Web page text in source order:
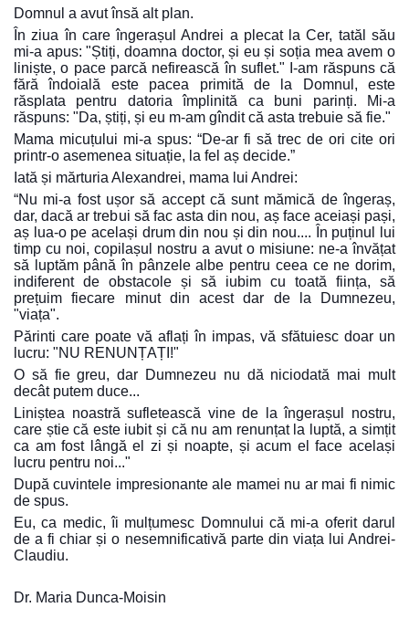
Domnul a avut însă alt plan.
În ziua în care îngerașul Andrei a plecat la Cer, tatăl său
mi-a apus: "Știți, doamna doctor, și eu și soția mea avem o
liniște, o pace parcă nefirească în suflet." I-am răspuns că
fără îndoială este pacea primită de la Domnul, este
răsplata pentru datoria împlinită ca buni parinți. Mi-a
răspuns: "Da, știți, și eu m-am gîndit că asta trebuie să fie."
Mama micuțului mi-a spus: “De-ar fi să trec de ori cite ori
printr-o asemenea situație, la fel aș decide.”
Iată și mărturia Alexandrei, mama lui Andrei:
“Nu mi-a fost ușor să accept că sunt mămică de îngeraș,
dar, dacă ar trebui să fac asta din nou, aș face aceiași pași,
aș lua-o pe același drum din nou și din nou.... În puținul lui
timp cu noi, copilașul nostru a avut o misiune: ne-a învățat
să luptăm până în pânzele albe pentru ceea ce ne dorim,
indiferent de obstacole și să iubim cu toată ființa, să
prețuim fiecare minut din acest dar de la Dumnezeu,
"viața".
Părinti care poate vă aflați în impas, vă sfătuiesc doar un
lucru: "NU RENUNȚAȚI!"
O să fie greu, dar Dumnezeu nu dă niciodată mai mult
decât putem duce...
Liniștea noastră sufletească vine de la îngerașul nostru,
care știe că este iubit și că nu am renunțat la luptă, a simțit
ca am fost lângă el zi și noapte, și acum el face același
lucru pentru noi..."
După cuvintele impresionante ale mamei nu ar mai fi nimic
de spus.
Eu, ca medic, îi mulțumesc Domnului că mi-a oferit darul
de a fi chiar și o nesemnificativă parte din viața lui Andrei-
Claudiu.
Dr. Maria Dunca-Moisin